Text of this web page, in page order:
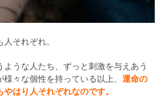
それぞれ。
うな人たち、ずっと刺激を与えあう
様々な個性を持っている以上、運命の
はり人それぞれなのです。